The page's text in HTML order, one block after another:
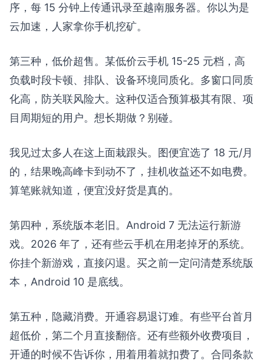
序，每 15 分钟上传通讯录至越南服务器。你以为是
云加速，人家拿你手机挖矿。
第三种，低价超售。某低价云手机 15-25 元档，高
负载时段卡顿、排队、设备环境同质化。多窗口同质
化高，防关联风险大。这种仅适合预算极其有限、项
目周期短的用户。想长期做？别碰。
我见过太多人在这上面栽跟头。图便宜选了 18 元/月
的，结果晚高峰卡到动不了，挂机收益还不如电费。
算笔账就知道，便宜没好货是真的。
第四种，系统版本老旧。Android 7 无法运行新游
戏。2026 年了，还有些云手机在用老掉牙的系统。
你挂个新游戏，直接闪退。买之前一定问清楚系统版
本，Android 10 是底线。
第五种，隐藏消费。开通容易退订难。有些平台首月
超低价，第二个月直接翻倍。还有些额外收费项目，
开通的时候不告诉你，用着用着就扣费了。合同条款